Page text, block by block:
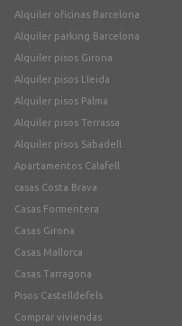
Alquiler oficinas Barcelona
Alquiler parking Barcelona
Alquiler pisos Girona
Alquiler pisos Lleida
Alquiler pisos Palma
Alquiler pisos Terrassa
Alquiler pisos Sabadell
Apartamentos Calafell
casas Costa Brava
Casas Formentera
Casas Girona
Casas Mallorca
Casas Tarragona
Pisos Castelldefels
Comprar viviendas